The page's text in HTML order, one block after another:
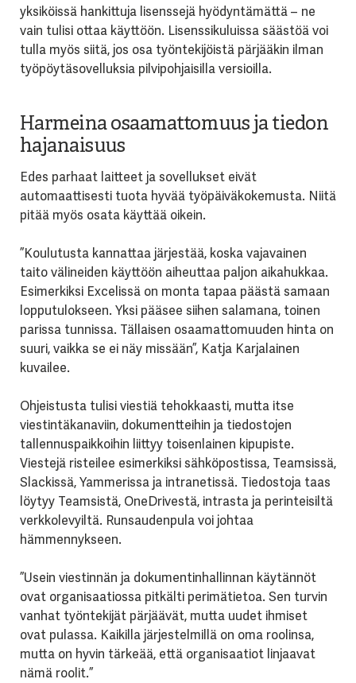
yksiköissä hankittuja lisenssejä hyödyntämättä – ne
vain tulisi ottaa käyttöön. Lisenssikuluissa säästöä voi
tulla myös siitä, jos osa työntekijöistä pärjääkin ilman
työpöytäsovelluksia pilvipohjaisilla versioilla.
Harmeina osaamattomuus ja tiedon
hajanaisuus
Edes parhaat laitteet ja sovellukset eivät
automaattisesti tuota hyvää työpäiväkokemusta. Niitä
pitää myös osata käyttää oikein.
”Koulutusta kannattaa järjestää, koska vajavainen
taito välineiden käyttöön aiheuttaa paljon aikahukkaa.
Esimerkiksi Excelissä on monta tapaa päästä samaan
lopputulokseen. Yksi pääsee siihen salamana, toinen
parissa tunnissa. Tällaisen osaamattomuuden hinta on
suuri, vaikka se ei näy missään”, Katja Karjalainen
kuvailee.
Ohjeistusta tulisi viestiä tehokkaasti, mutta itse
viestintäkanaviin, dokumentteihin ja tiedostojen
tallennuspaikkoihin liittyy toisenlainen kipupiste.
Viestejä risteilee esimerkiksi sähköpostissa, Teamsissä,
Slackissä, Yammerissa ja intranetissä. Tiedostoja taas
löytyy Teamsistä, OneDrivestä, intrasta ja perinteisiltä
verkkolevyiltä. Runsaudenpula voi johtaa
hämmennykseen.
”Usein viestinnän ja dokumentinhallinnan käytännöt
ovat organisaatiossa pitkälti perimätietoa. Sen turvin
vanhat työntekijät pärjäävät, mutta uudet ihmiset
ovat pulassa. Kaikilla järjestelmillä on oma roolinsa,
mutta on hyvin tärkeää, että organisaatiot linjaavat
nämä roolit.”